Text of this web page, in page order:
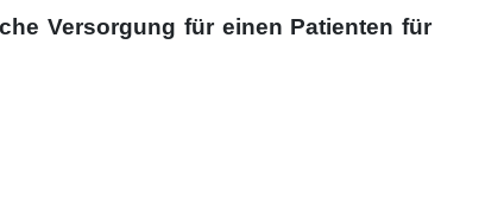
Versorgung für einen Patienten für